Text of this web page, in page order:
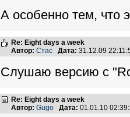
А особенно тем, что
Re: Eight days a week
Автор: Стас Дата: 31.12.09
Слушаю версию с
Re: Eight days a week
Автор: Gugo Дата: 01.01.10